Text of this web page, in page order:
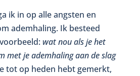
ik in op alle angsten en
ademhaling. Ik besteed
wat nou als je het
met je ademhaling aan de slag
tot op heden hebt gemerkt,